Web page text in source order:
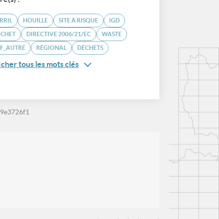
HOUILLE SITE À RISQUE IGD
DIRECTIVE 2006/21/EC WASTE
RÉGIONAL DÉCHETS
tous les mots clés